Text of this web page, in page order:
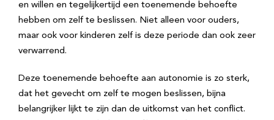
en willen en tegelijkertijd een toenemende behoefte
hebben om zelf te beslissen. Niet alleen voor ouders,
maar ook voor kinderen zelf is deze periode dan ook zeer
verwarrend.
Deze toenemende behoefte aan autonomie is zo sterk,
dat het gevecht om zelf te mogen beslissen, bijna
belangrijker lijkt te zijn dan de uitkomst van het conflict.